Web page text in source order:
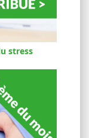
stress